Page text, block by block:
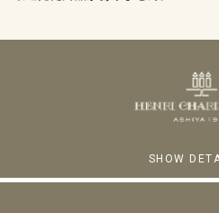
SHOW